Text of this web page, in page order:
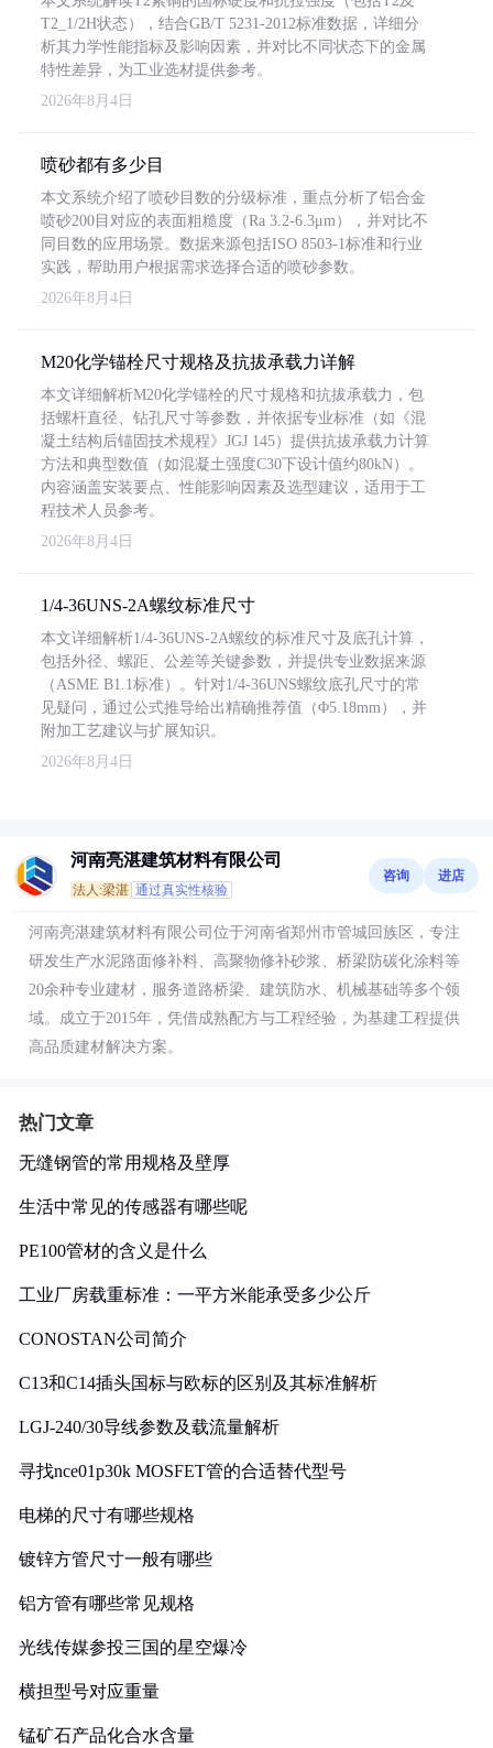
T2_1/2H状态），结合GB/T 5231-2012标准数据，详细分
析其力学性能指标及影响因素，并对比不同状态下的金属
特性差异，为工业选材提供参考。
2026年8月4日
喷砂都有多少目
本文系统介绍了喷砂目数的分级标准，重点分析了铝合金
喷砂200目对应的表面粗糙度（Ra 3.2-6.3μm），并对比不
同目数的应用场景。数据来源包括ISO 8503-1标准和行业
实践，帮助用户根据需求选择合适的喷砂参数。
2026年8月4日
M20化学锚栓尺寸规格及抗拔承载力详解
本文详细解析M20化学锚栓的尺寸规格和抗拔承载力，包
括螺杆直径、钻孔尺寸等参数，并依据专业标准（如《混
凝土结构后锚固技术规程》JGJ 145）提供抗拔承载力计算
方法和典型数值（如混凝土强度C30下设计值约80kN）。
内容涵盖安装要点、性能影响因素及选型建议，适用于工
程技术人员参考。
2026年8月4日
1/4-36UNS-2A螺纹标准尺寸
本文详细解析1/4-36UNS-2A螺纹的标准尺寸及底孔计算，
包括外径、螺距、公差等关键参数，并提供专业数据来源
（ASME B1.1标准）。针对1/4-36UNS螺纹底孔尺寸的常
见疑问，通过公式推导给出精确推荐值（Φ5.18mm），并
附加工艺建议与扩展知识。
2026年8月4日
河南亮湛建筑材料有限公司
法人:梁湛 通过真实性核验
咨询 进店
河南亮湛建筑材料有限公司位于河南省郑州市管城回族区，专注
研发生产水泥路面修补料、高聚物修补砂浆、桥梁防碳化涂料等
20余种专业建材，服务道路桥梁、建筑防水、机械基础等多个领
域。成立于2015年，凭借成熟配方与工程经验，为基建工程提供
高品质建材解决方案。
热门文章
无缝钢管的常用规格及壁厚
生活中常见的传感器有哪些呢
PE100管材的含义是什么
工业厂房载重标准：一平方米能承受多少公斤
CONOSTAN公司简介
C13和C14插头国标与欧标的区别及其标准解析
LGJ-240/30导线参数及载流量解析
寻找nce01p30k MOSFET管的合适替代型号
电梯的尺寸有哪些规格
镀锌方管尺寸一般有哪些
铝方管有哪些常见规格
光线传媒参投三国的星空爆冷
横担型号对应重量
锰矿石产品化合水含量